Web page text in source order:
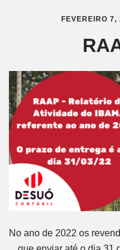
FEVEREIRO 7,
No ano de 2022 os